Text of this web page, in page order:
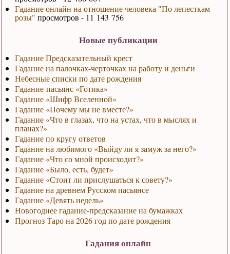
Гадание онлайн на отношение человека "По лепесткам
розы" просмотров - 11 143 756
Новые публикации
Гадание Предсказательный крест
Гадание на палочках-черточках на работу и деньги
Небесные списки по дате рождения
Гадание-пасьянс «Готика»
Гадание «Шифр Вселенной»
Гадание «Почему мы не вместе?»
Гадание «Что в глазах, что на устах, что в мыслях и
планах?»
Гадание по кругу ответов
Гадание на любимого «Выйду ли я замуж за него?»
Гадание «Что со мной происходит?»
Гадание «Было, есть, будет»
Гадание «Стоит ли прислушаться к совету?»
Гадание на древнем Русском пасьянсе
Гадание «Девять недель»
Новогоднее гадание-предсказание на бумажках
Прогноз Таро на 2026 год по дате рождения
Гадания онлайн